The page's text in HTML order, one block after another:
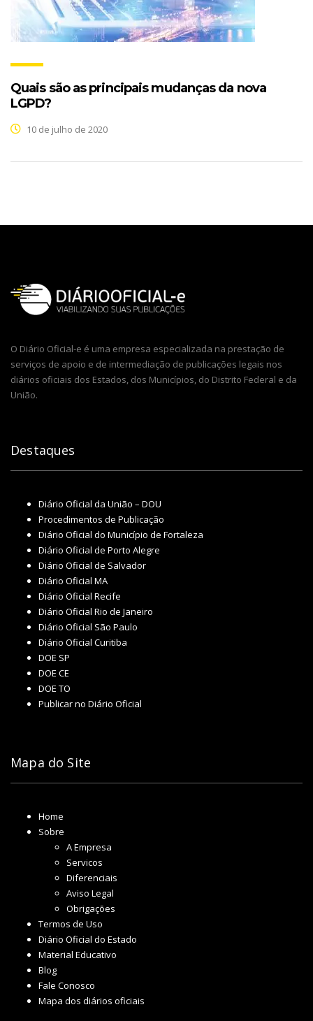
Quais são as principais mudanças da nova
LGPD?
10 de julho de 2020
O Diário Oficial-e é uma empresa especializada na prestação de
serviços de apoio e de intermediação de publicações legais nos
diários oficiais dos Estados, dos Municípios, do Distrito Federal e da
União.
Destaques
Diário Oficial da União – DOU
Procedimentos de Publicação
Diário Oficial do Município de Fortaleza
Diário Oficial de Porto Alegre
Diário Oficial de Salvador
Diário Oficial MA
Diário Oficial Recife
Diário Oficial Rio de Janeiro
Diário Oficial São Paulo
Diário Oficial Curitiba
DOE SP
DOE CE
DOE TO
Publicar no Diário Oficial
Mapa do Site
Home
Sobre
A Empresa
Servicos
Diferenciais
Aviso Legal
Obrigações
Termos de Uso
Diário Oficial do Estado
Material Educativo
Blog
Fale Conosco
Mapa dos diários oficiais